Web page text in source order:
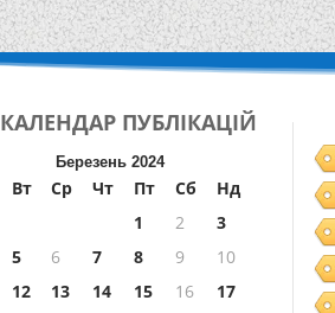
КАЛЕНДАР ПУБЛІКАЦІЙ
Березень 2024
Вт Ср Чт Пт Сб
Нд
1
2
3
5 6 7 8 9
10
12 13 14 15 16 17